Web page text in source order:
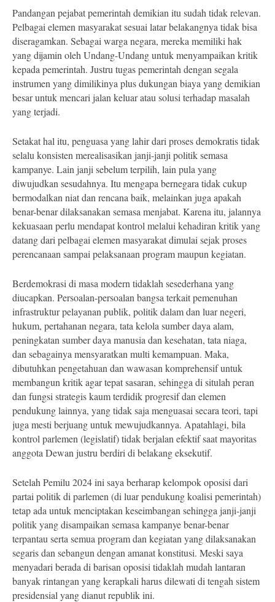
Pandangan pejabat pemerintah demikian itu sudah tidak relevan.
Pelbagai elemen masyarakat sesuai latar belakangnya tidak bisa
diseragamkan. Sebagai warga negara, mereka memiliki hak
yang dijamin oleh Undang-Undang untuk menyampaikan kritik
kepada pemerintah. Justru tugas pemerintah dengan segala
instrumen yang dimilikinya plus dukungan biaya yang demikian
besar untuk mencari jalan keluar atau solusi terhadap masalah
yang terjadi.
Setakat hal itu, penguasa yang lahir dari proses demokratis tidak
selalu konsisten merealisasikan janji-janji politik semasa
kampanye. Lain janji sebelum terpilih, lain pula yang
diwujudkan sesudahnya. Itu mengapa bernegara tidak cukup
bermodalkan niat dan rencana baik, melainkan juga apakah
benar-benar dilaksanakan semasa menjabat. Karena itu, jalannya
kekuasaan perlu mendapat kontrol melalui kehadiran kritik yang
datang dari pelbagai elemen masyarakat dimulai sejak proses
perencanaan sampai pelaksanaan program maupun kegiatan.
Berdemokrasi di masa modern tidaklah sesederhana yang
diucapkan. Persoalan-persoalan bangsa terkait pemenuhan
infrastruktur pelayanan publik, politik dalam dan luar negeri,
hukum, pertahanan negara, tata kelola sumber daya alam,
peningkatan sumber daya manusia dan kesehatan, tata niaga,
dan sebagainya mensyaratkan multi kemampuan. Maka,
dibutuhkan pengetahuan dan wawasan komprehensif untuk
membangun kritik agar tepat sasaran, sehingga di situlah peran
dan fungsi strategis kaum terdidik progresif dan elemen
pendukung lainnya, yang tidak saja menguasai secara teori, tapi
juga mesti berjuang untuk mewujudkannya. Apatahlagi, bila
kontrol parlemen (legislatif) tidak berjalan efektif saat mayoritas
anggota Dewan justru berdiri di belakang eksekutif.
Setelah Pemilu 2024 ini saya berharap kelompok oposisi dari
partai politik di parlemen (di luar pendukung koalisi pemerintah)
tetap ada untuk menciptakan keseimbangan sehingga janji-janji
politik yang disampaikan semasa kampanye benar-benar
terpantau serta semua program dan kegiatan yang dilaksanakan
segaris dan sebangun dengan amanat konstitusi. Meski saya
menyadari berada di barisan oposisi tidaklah mudah lantaran
banyak rintangan yang kerapkali harus dilewati di tengah sistem
presidensial yang dianut republik ini.